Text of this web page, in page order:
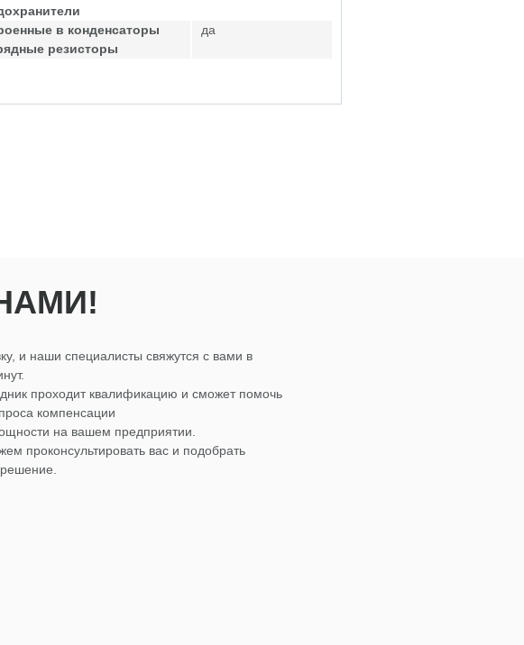
в конденсаторы
резисторы
да
и наши специалисты свяжутся с вами в
проходит квалификацию и сможет помочь
компенсации
на вашем предприятии.
проконсультировать вас и подобрать